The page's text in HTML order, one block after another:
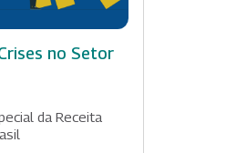
no Setor
da Receita